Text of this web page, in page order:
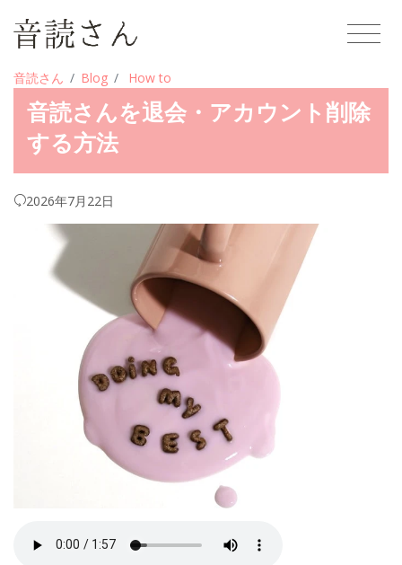
音読さん Blog How to
音読さんを退会・アカウント削除
する方法
2026年7月22日